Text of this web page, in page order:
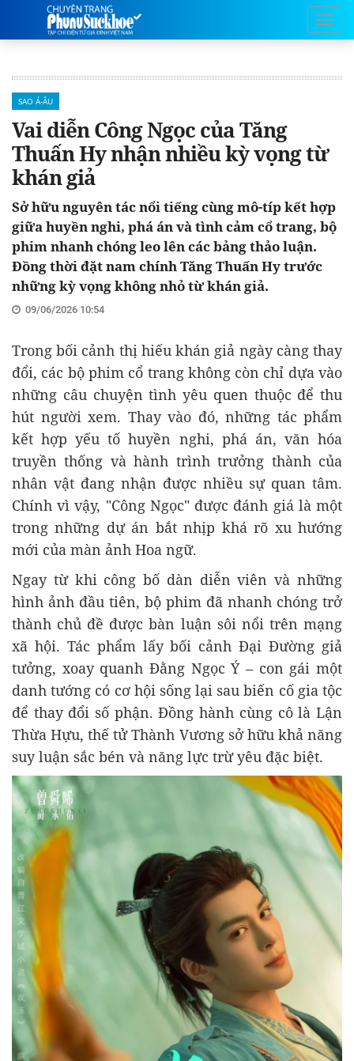
SAO Á-ÂU
Vai diễn Công Ngọc của Tăng
Thuấn Hy nhận nhiều kỳ vọng từ
khán giả
Sở hữu nguyên tác nổi tiếng cùng mô-típ kết hợp
giữa huyền nghi, phá án và tình cảm cổ trang, bộ
phim nhanh chóng leo lên các bảng thảo luận.
Đồng thời đặt nam chính Tăng Thuấn Hy trước
những kỳ vọng không nhỏ từ khán giả.
09/06/2026 10:54
Trong bối cảnh thị hiếu khán giả ngày càng thay
đổi, các bộ phim cổ trang không còn chỉ dựa vào
những câu chuyện tình yêu quen thuộc để thu
hút người xem. Thay vào đó, những tác phẩm
kết hợp yếu tố huyền nghi, phá án, văn hóa
truyền thống và hành trình trưởng thành của
nhân vật đang nhận được nhiều sự quan tâm.
Chính vì vậy, "Công Ngọc" được đánh giá là một
trong những dự án bắt nhịp khá rõ xu hướng
mới của màn ảnh Hoa ngữ.
Ngay từ khi công bố dàn diễn viên và những
hình ảnh đầu tiên, bộ phim đã nhanh chóng trở
thành chủ đề được bàn luận sôi nổi trên mạng
xã hội. Tác phẩm lấy bối cảnh Đại Đường giả
tưởng, xoay quanh Đằng Ngọc Ý – con gái một
danh tướng có cơ hội sống lại sau biến cố gia tộc
để thay đổi số phận. Đồng hành cùng cô là Lận
Thừa Hựu, thế tử Thành Vương sở hữu khả năng
suy luận sắc bén và năng lực trừ yêu đặc biệt.